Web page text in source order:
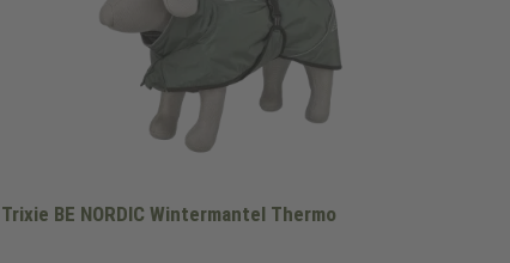
Trixie BE NORDIC Wintermantel Thermo